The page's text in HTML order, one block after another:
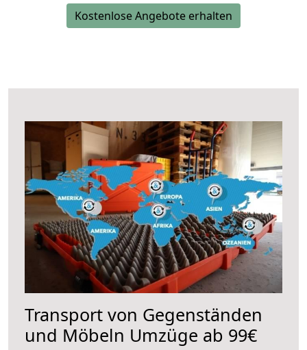
Kostenlose Angebote erhalten
Transport von Gegenständen
und Möbeln Umzüge ab 99€